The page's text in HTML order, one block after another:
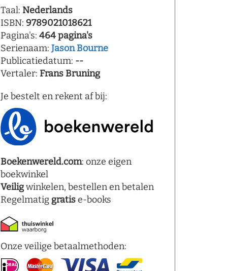
Taal: Nederlands
ISBN: 9789021018621
Pagina's: 464 pagina's
Serienaam: Jason Bourne
Publicatiedatum: --
Vertaler: Frans Bruning
Je bestelt en rekent af bij:
Boekenwereld.com: onze eigen
boekwinkel
Veiligwinkelen, bestellen en betalen
Regelmatig gratise-books
Onze veilige betaalmethoden: